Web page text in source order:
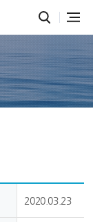
2020.03.23